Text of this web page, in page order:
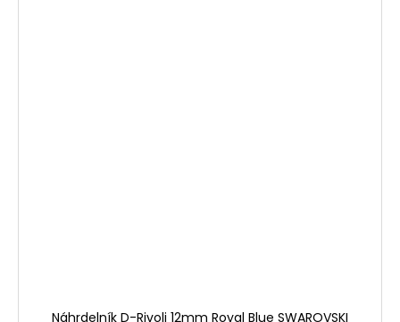
Náhrdelník D-Rivoli 12mm Royal Blue SWAROVSKI